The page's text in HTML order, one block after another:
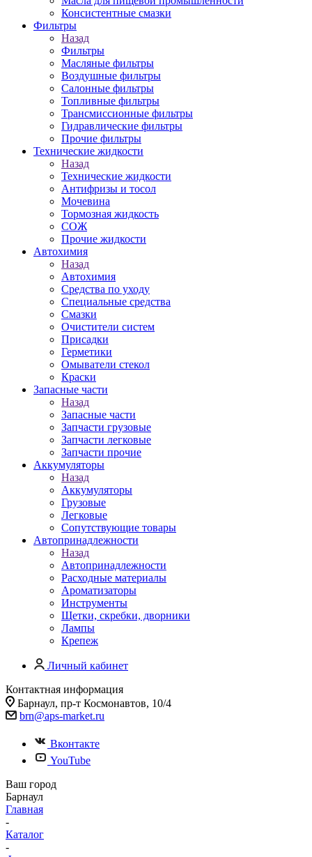
Консистентные смазки
Фильтры
Назад
Фильтры
Масляные фильтры
Воздушные фильтры
Салонные фильтры
Топливные фильтры
Трансмиссионные фильтры
Гидравлические фильтры
Прочие фильтры
Технические жидкости
Назад
Технические жидкости
Антифризы и тосол
Мочевина
Тормозная жидкость
СОЖ
Прочие жидкости
Автохимия
Назад
Автохимия
Средства по уходу
Специальные средства
Смазки
Очистители систем
Присадки
Герметики
Омыватели стекол
Краски
Запасные части
Назад
Запасные части
Запчасти грузовые
Запчасти легковые
Запчасти прочие
Аккумуляторы
Назад
Аккумуляторы
Грузовые
Легковые
Сопутствующие товары
Автопринадлежности
Назад
Автопринадлежности
Расходные материалы
Ароматизаторы
Инструменты
Щетки, скребки, дворники
Лампы
Крепеж
Личный кабинет
Контактная информация
Барнаул, пр-т Космонавтов, 10/4
brn@aps-market.ru
Вконтакте
YouTube
Ваш город
Барнаул
Главная
-
Каталог
-